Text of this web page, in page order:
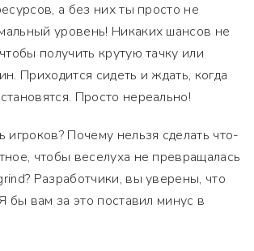
а без них ты просто не
уровень! Никаких шансов не
получить крутую тачку или
Приходится сидеть и ждать, когда
Просто нереально!
игроков? Почему нельзя сделать что-
чтобы веселуха не превращалась
Разработчики, вы уверены, что
бы вам за это поставил минус в